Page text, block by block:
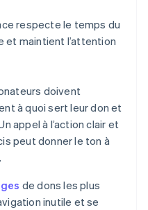
respecte le temps du
et maintient l’attention
doivent
à quoi sert leur don et
appel à l’action clair et
peut donner le ton à
de dons les plus
inutile et se